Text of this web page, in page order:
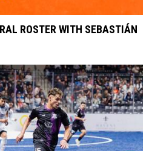
ROSTER WITH SEBASTIÁN